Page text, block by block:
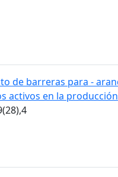
de barreras para -
activos en la producción